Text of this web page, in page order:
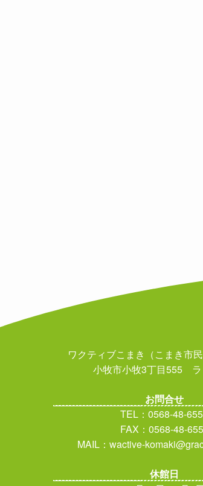
ワクティブこまき（こまき市民
小牧市小牧3丁目555 ラ
お問合せ
TEL：0568-48-
FAX：0568-48-
MAIL：wactive-
休館日